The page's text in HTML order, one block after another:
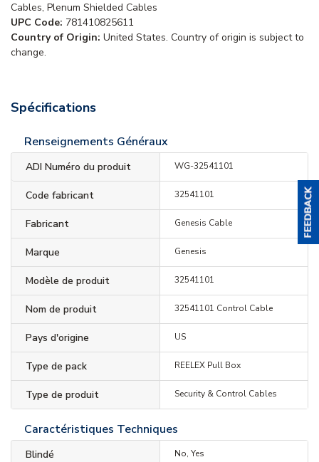
Cables, Plenum Shielded Cables
UPC Code: 781410825611
Country of Origin: United States. Country of origin is subject to
change.
Spécifications
Renseignements Généraux
ADI Numéro du produit WG-32541101
Code fabricant 32541101
Fabricant Genesis Cable
Marque Genesis
Modèle de produit 32541101
Nom de produit 32541101 Control Cable
Pays d'origine US
Type de pack REELEX Pull Box
Type de produit Security & Control Cables
Caractéristiques Techniques
Blindé No, Yes